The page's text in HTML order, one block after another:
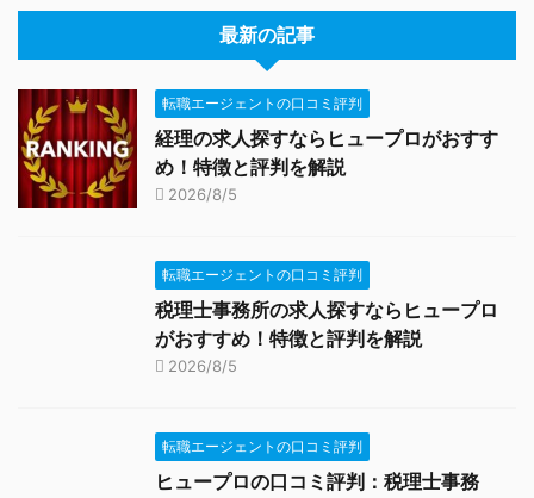
最新の記事
転職エージェントの口コミ評判
経理の求人探すならヒュープロがおすす
め！特徴と評判を解説
2026/8/5
転職エージェントの口コミ評判
税理士事務所の求人探すならヒュープロ
がおすすめ！特徴と評判を解説
2026/8/5
転職エージェントの口コミ評判
ヒュープロの口コミ評判：税理士事務